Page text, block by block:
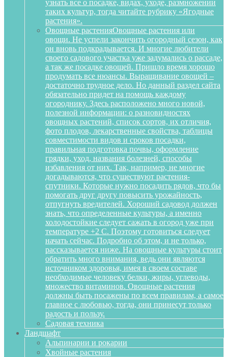
узнать все о посадке, видах, уходе, размножении
таких культур, тогда читайте рубрику «Ягодные
растения».
Овощные растенияОвощные растения или
овощи. Не успели закончить огородный сезон, как
он вновь подкрадывается. И многие любители
своего садового участка уже задумались о рассаде,
а так же посадке овощей. Пришло время хорошо
продумать все нюансы. Выращивание овощей –
достаточно трудное дело. Но данный раздел сайта
обязательно придет на помощь каждому
огороднику. Здесь расположено много новой,
полезной информации: о разновидностях
овощных растений, список сортов, их отличия,
фото плодов, лекарственные свойства, таблицы
совместимости видов и сроков посадки,
правильная подготовка почвы, оформление
грядки, уход, названия болезней, способы
избавления от них. Так, например, не многие
догадываются, что существуют растения-
спутники. Которые нужно посадить рядов, что бы
помогать друг другу повысить урожайность,
отпугнуть вредителей. Хороший садовод должен
знать, что определенные культуры, а именно
холодостойкие следует сажать в огород уже при
температуре +2 С. Поэтому готовиться следует
начать сейчас. Подробно об этом, и не только,
рассказывается ниже. На овощные культуры стоит
обратить много внимания, ведь они являются
источником здоровья, имея в своем составе
необходимые человеку белки, жиры, углеводы,
множество витаминов. Овощные растения
должны быть посажены по всем правилам, а самое
главное с любовью, тогда, они принесут только
радость и пользу.
Садовая техника
Ландшафт
Альпинарии и рокарии
Хвойные растения